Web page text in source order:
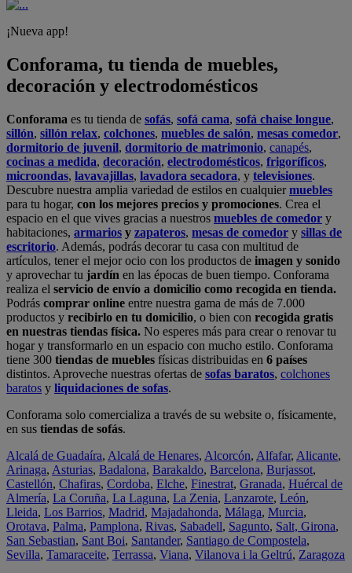
¡Nueva app!
Conforama, tu tienda de muebles,
decoración y electrodomésticos
Conforama es tu tienda de sofás, sofá cama, sofá chaise longue,
sillón, sillón relax, colchones, muebles de salón, mesas comedor,
dormitorio de juvenil, dormitorio de matrimonio, canapés,
cocinas a medida, decoración, electrodomésticos, frigoríficos,
microondas, lavavajillas, lavadora secadora, y televisiones.
Descubre nuestra amplia variedad de estilos en cualquiermuebles
para tu hogar, con los mejores precios y promociones. Crea el
espacio en el que vives gracias a nuestros muebles de comedor y
habitaciones, armarios y zapateros, mesas de comedor y sillas de
escritorio. Además, podrás decorar tu casa con multitud de
artículos, tener el mejor ocio con los productos de imagen y sonido
y aprovechar tu jardín en las épocas de buen tiempo. Conforama
realiza el servicio de envío a domicilio como recogida en tienda.
Podrás comprar online entre nuestra gama de más de 7.000
productos y recibirlo en tu domicilio, o bien con recogida gratis
en nuestras tiendas física. No esperes más para crear o renovar tu
hogar y transformarlo en un espacio con mucho estilo. Conforama
tiene 300 tiendas de muebles físicas distribuidas en 6 países
distintos. Aproveche nuestras ofertas de sofas baratos, colchones
baratos y liquidaciones de sofas.
Conforama solo comercializa a través de su website o, físicamente,
en sus tiendas de sofás.
Alcalá de Guadaíra, Alcalá de Henares, Alcorcón, Alfafar, Alicante,
Arinaga, Asturias, Badalona, Barakaldo, Barcelona, Burjassot,
Castellón, Chafiras, Cordoba, Elche, Finestrat, Granada, Huércal de
Almería, La Coruña, La Laguna, La Zenia, Lanzarote, León,
Lleida, Los Barrios, Madrid, Majadahonda, Málaga, Murcia,
Orotava, Palma, Pamplona, Rivas, Sabadell, Sagunto, Salt, Girona,
San Sebastian, Sant Boi, Santander, Santiago de Compostela,
Sevilla, Tamaraceite, Terrassa, Viana, Vilanova i la Geltrú, Zaragoza